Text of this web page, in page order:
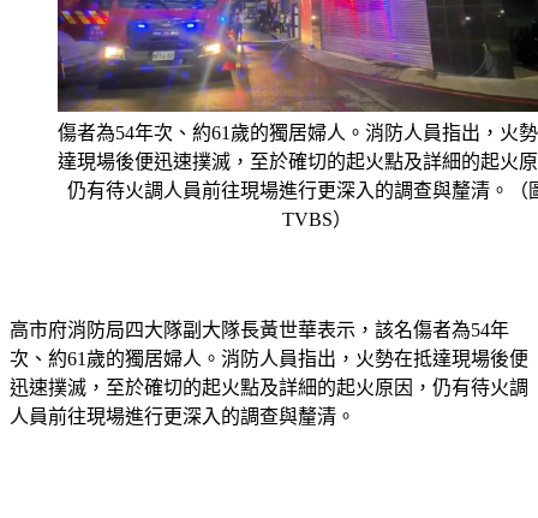
傷者為54年次、約61歲的獨居婦人。消防人員指出，火
達現場後便迅速撲滅，至於確切的起火點及詳細的起火
仍有待火調人員前往現場進行更深入的調查與釐清。（
TVBS）
高市府消防局四大隊副大隊長黃世華表示，該名傷者為54年
次、約61歲的獨居婦人。消防人員指出，火勢在抵達現場後便
迅速撲滅，至於確切的起火點及詳細的起火原因，仍有待火調
人員前往現場進行更深入的調查與釐清。